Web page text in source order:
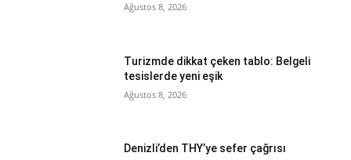
Ağustos 8, 2026
Turizmde dikkat çeken tablo: Belgeli
tesislerde yeni eşik
Ağustos 8, 2026
Denizli’den THY’ye sefer çağrısı